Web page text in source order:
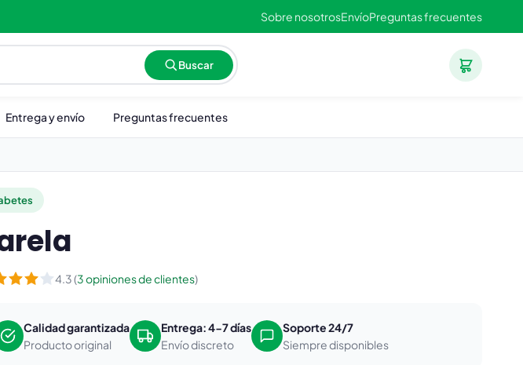
Sobre nosotrosEnvíoPreguntas frecuentes
Buscar
Entrega y envío Preguntas frecuentes
4.3 (3 opiniones de clientes)
Calidad garantizada
Producto original
Entrega: 4-7 días
Envío discreto
Soporte 24/7
Siempre disponibles